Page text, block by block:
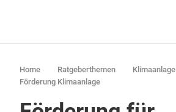
Home Ratgeberthemen
Klimaanlage
Förderung Klimaanlage